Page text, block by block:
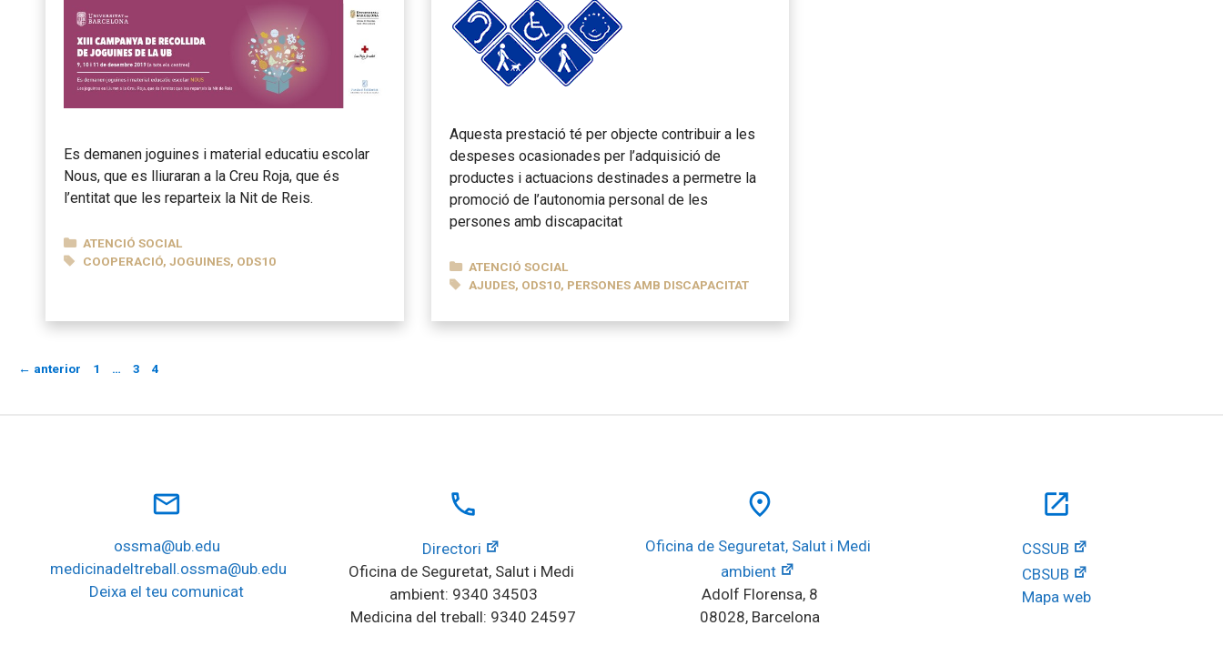
Es demanen joguines i material educatiu escolar
Nous, que es lliuraran a la Creu Roja, que és
l’entitat que les reparteix la Nit de Reis.
CATEGORIES
ATENCIÓ SOCIAL
ETIQUETES
COOPERACIÓ,JOGUINES, ODS10
Aquesta prestació té per objecte contribuir a les
despeses ocasionades per l’adquisició de
productes i actuacions destinades a permetre la
promoció de l’autonomia personal de les
persones amb discapacitat
CATEGORIES
ATENCIÓ SOCIAL
ETIQUETES
AJUDES, ODS10, PERSONES AMB DISCAPACITAT
← anterior Pàgina
1 … Pàgina
3 Pàgina
4
mail_outline
ossma@ub.edu
medicinadeltreball.ossma@ub.edu
Deixa el teu comunicat
local_phone
Directori
Oficina de Seguretat, Salut i Medi
ambient: 9340 34503
Medicina del treball: 9340 24597
place
Oficina de Seguretat, Salut i Medi
ambient
Adolf Florensa, 8
08028, Barcelona
open_in_new
CSSUB
CBSUB
Mapa web